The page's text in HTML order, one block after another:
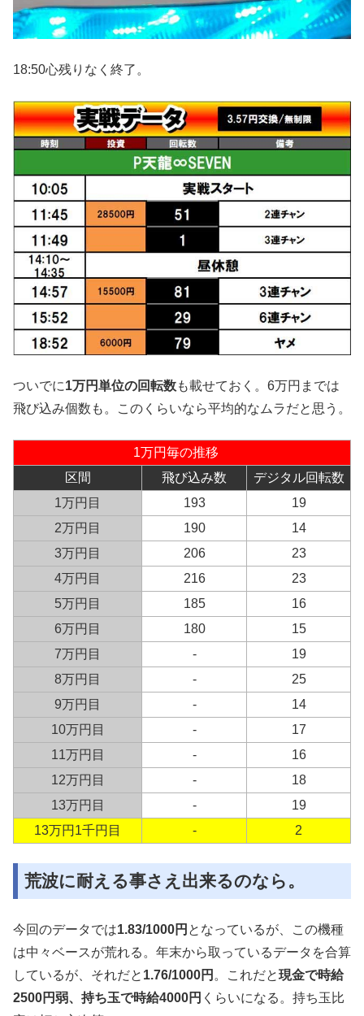
18:50心残りなく終了。
ついでに1万円単位の回転数も載せておく。6万円までは
飛び込み個数も。このくらいなら平均的なムラだと思う。
1万円毎の推移
区間
飛び込み数
デジタル回転数
1万円目
193
19
2万円目
190
14
3万円目
206
23
4万円目
216
23
5万円目
185
16
6万円目
180
15
7万円目
-
19
8万円目
-
25
9万円目
-
14
10万円目
-
17
11万円目
-
16
12万円目
-
18
13万円目
-
19
13万円1千円目
- 2
荒波に耐える事さえ出来るのなら。
今回のデータでは1.83/1000円 となっているが、この機種
は中々ベースが荒れる。年末から取っているデータを合算
しているが、それだと 1.76/1000円 。これだと現金で時給
2500円弱、持ち玉で時給4000円 くらいになる。持ち玉比